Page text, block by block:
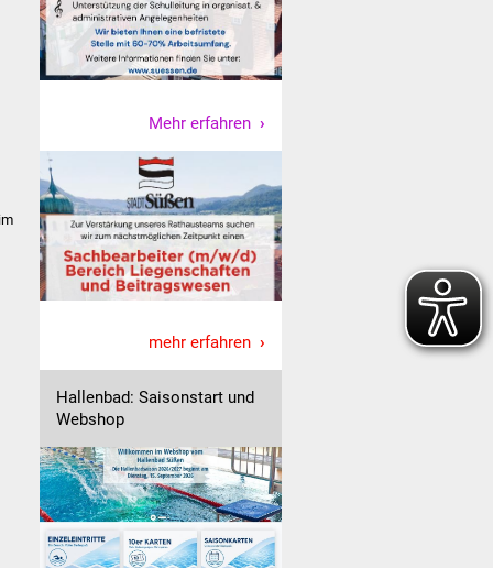
Mehr erfahren
mehr erfahren
Hallenbad: Saisonstart und
Webshop